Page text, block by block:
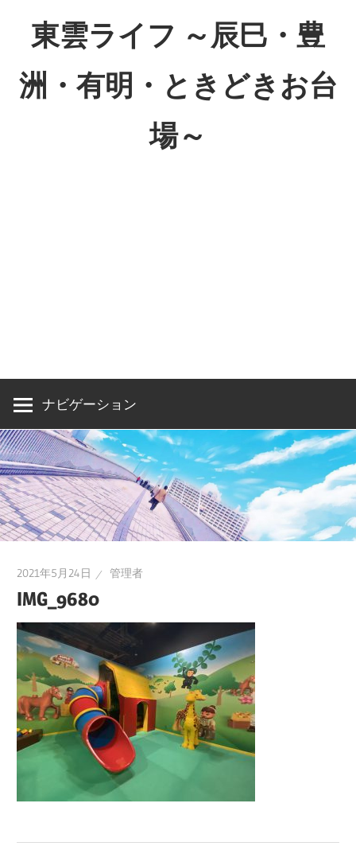
東雲ライフ ～辰巳・豊
洲・有明・ときどきお台
場～
洲・
有
と
き
ど
き
お
～
ナビゲーション
2021年5月24日 管理者
IMG_9680